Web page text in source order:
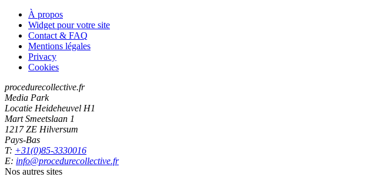
À propos
Widget pour votre site
Contact & FAQ
Mentions légales
Privacy
Cookies
procedurecollective.fr
Media Park
Locatie Heideheuvel H1
Mart Smeetslaan 1
1217 ZE Hilversum
Pays-Bas
T: +31(0)85-3330016
E: info@procedurecollective.fr
Nos autres sites